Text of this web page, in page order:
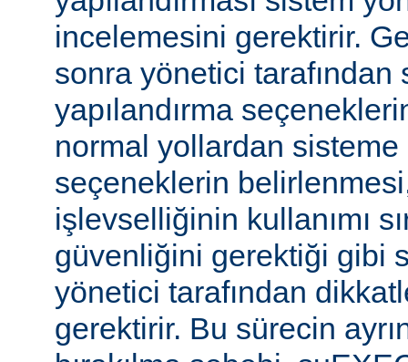
incelemesini gerektirir.
sonra yönetici tarafından
yapılandırma
normal yollardan sisteme
seçeneklerin
işlevselliğinin kullanımı
güvenliğini gerektiği gibi
yönetici tarafından
gerektirir. Bu sürecin